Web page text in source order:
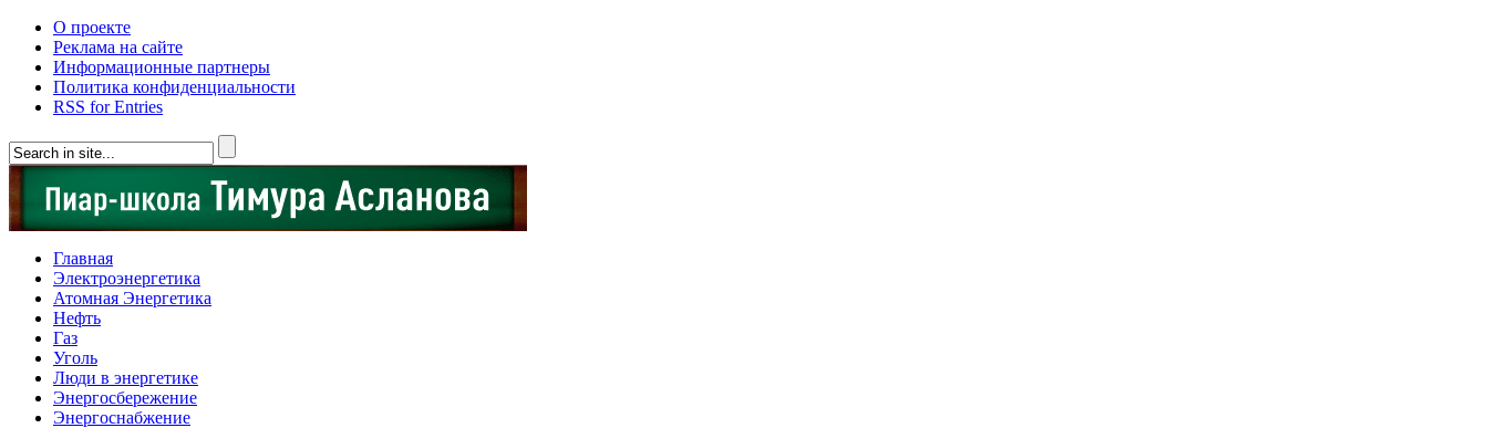
О проекте
Реклама на сайте
Информационные партнеры
Политика конфиденциальности
RSS for Entries
Главная
Электроэнергетика
Атомная Энергетика
Нефть
Газ
Уголь
Люди в энергетике
Энергосбережение
Энергоснабжение